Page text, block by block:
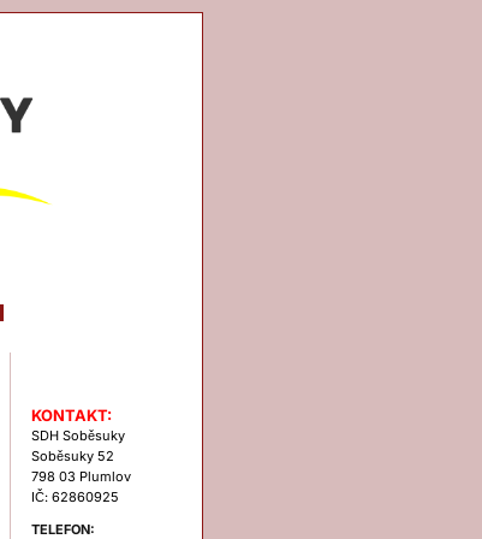
KONTAKT:
SDH Soběsuky
Soběsuky 52
798 03 Plumlov
IČ: 62860925
TELEFON: